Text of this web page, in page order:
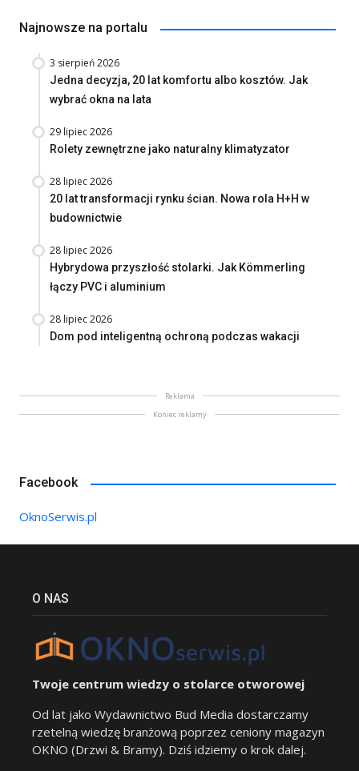
Najnowsze na portalu
3 sierpień 2026
Jedna decyzja, 20 lat komfortu albo kosztów. Jak
wybrać okna na lata
29 lipiec 2026
Rolety zewnętrzne jako naturalny klimatyzator
28 lipiec 2026
20 lat transformacji rynku ścian. Nowa rola H+H w
budownictwie
28 lipiec 2026
Hybrydowa przyszłość stolarki. Jak Kömmerling
łączy PVC i aluminium
28 lipiec 2026
Dom pod inteligentną ochroną podczas wakacji
Reklama
Koniec reklamy
Facebook
OknoSerwis.pl
O NAS
Twoje centrum wiedzy o stolarce otworowej
Od lat jako Wydawnictwo Bud Media dostarczamy
rzetelną wiedzę branżową poprzez ceniony magazyn
OKNO (Drzwi & Bramy). Dziś idziemy o krok dalej.